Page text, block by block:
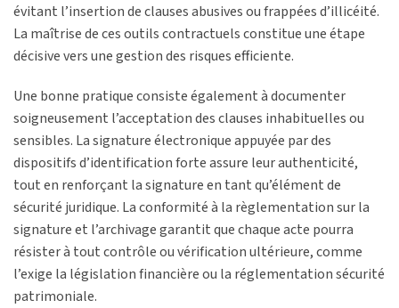
évitant l’insertion de clauses abusives ou frappées d’illicéité.
La maîtrise de ces outils contractuels constitue une étape
décisive vers une gestion des risques efficiente.
Une bonne pratique consiste également à documenter
soigneusement l’acceptation des clauses inhabituelles ou
sensibles. La signature électronique appuyée par des
dispositifs d’identification forte assure leur authenticité,
tout en renforçant la signature en tant qu’élément de
sécurité juridique. La conformité à la règlementation sur la
signature et l’archivage garantit que chaque acte pourra
résister à tout contrôle ou vérification ultérieure, comme
l’exige la législation financière ou la réglementation sécurité
patrimoniale.